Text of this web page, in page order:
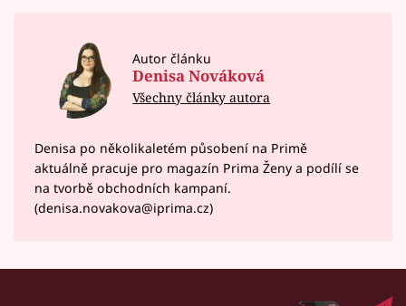
Autor článku
Denisa Nováková
Všechny články autora
Denisa po několikaletém působení na Primě
aktuálně pracuje pro magazín Prima Ženy a podílí se
na tvorbě obchodních kampaní.
(denisa.novakova@iprima.cz)